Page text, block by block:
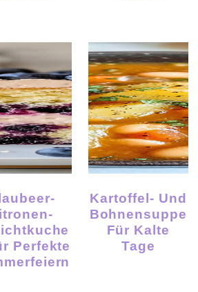
Perfekte
Kartoffel- Und
Bohnensuppe
Für Kalte
Tage